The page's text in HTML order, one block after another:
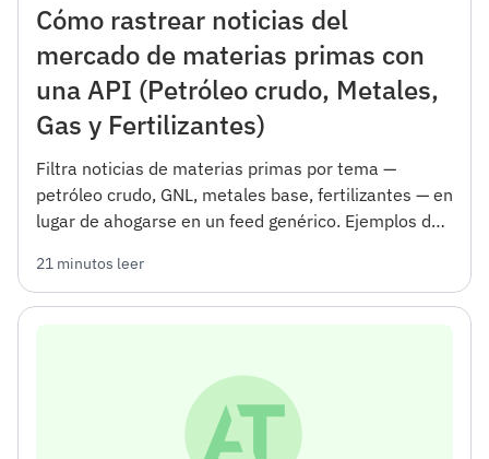
Cómo rastrear noticias del
mercado de materias primas con
una API (Petróleo crudo, Metales,
Gas y Fertilizantes)
Filtra noticias de materias primas por tema —
petróleo crudo, GNL, metales base, fertilizantes — en
lugar de ahogarse en un feed genérico. Ejemplos de
temas de materias primas.
21 minutos leer